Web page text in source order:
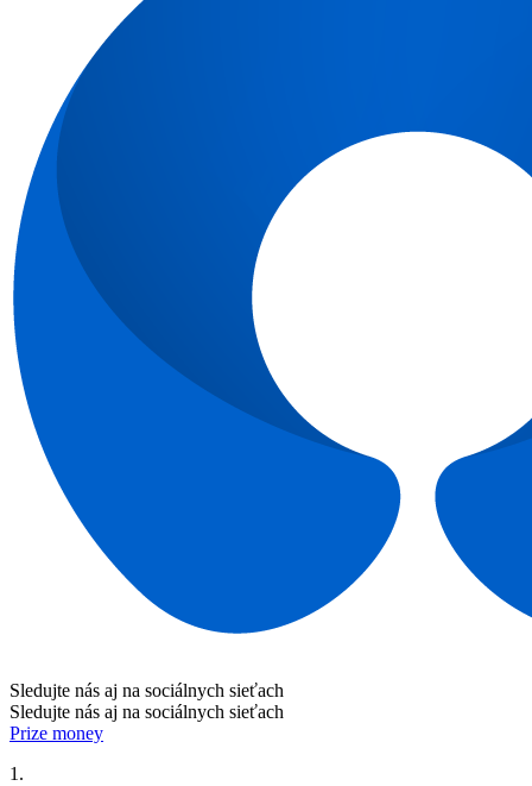
Sledujte nás aj na sociálnych sieťach
Sledujte nás aj na sociálnych sieťach
Prize money
1.